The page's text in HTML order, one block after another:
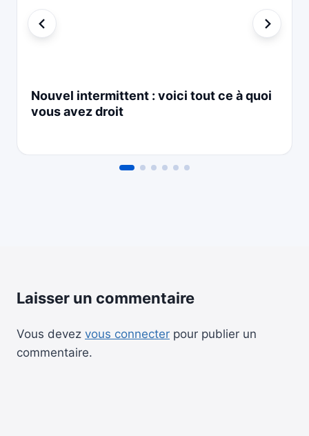
Nouvel intermittent : voici tout ce à quoi
vous avez droit
Laisser un commentaire
Vous devez vous connecter pour publier un
commentaire.